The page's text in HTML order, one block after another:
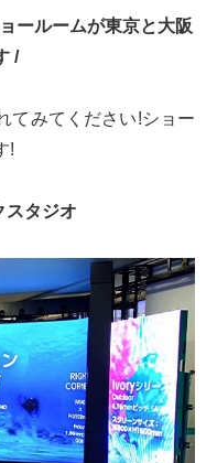
ールームが東京と大阪
/
てみてください!ショー
!
スタジオ